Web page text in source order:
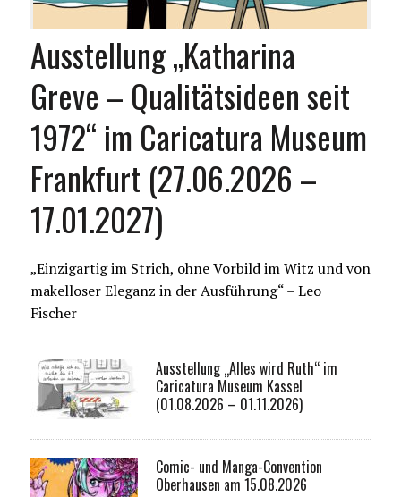
Ausstellung „Katharina
Greve – Qualitätsideen seit
1972“ im Caricatura Museum
Frankfurt (27.06.2026 –
17.01.2027)
„Einzigartig im Strich, ohne Vorbild im Witz und von
makelloser Eleganz in der Ausführung“ – Leo
Fischer
Ausstellung „Alles wird Ruth“ im
Caricatura Museum Kassel
(01.08.2026 – 01.11.2026)
Comic- und Manga-Convention
Oberhausen am 15.08.2026